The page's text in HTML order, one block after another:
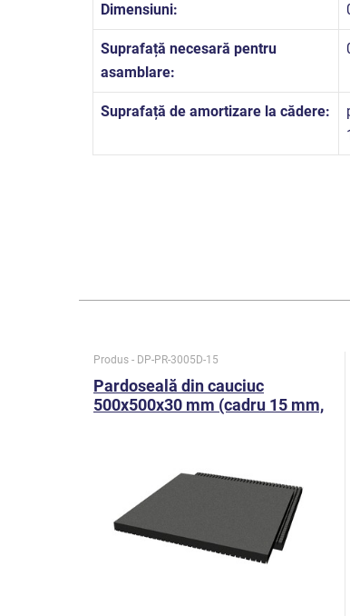
Dimensiuni:
Suprafață necesară pentru
asamblare:
Suprafață de amortizare la cădere:
Produs - DP-PR-3005D-15
Pardoseală din cauciuc
500x500x30 mm (cadru 15 mm,